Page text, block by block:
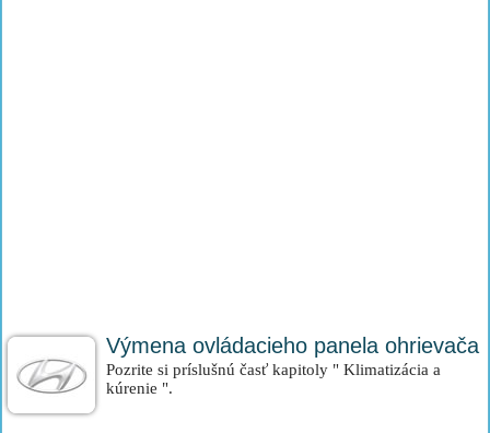
Výmena ovládacieho panela ohrievača
Pozrite si príslušnú časť kapitoly " Klimatizácia a
kúrenie ".